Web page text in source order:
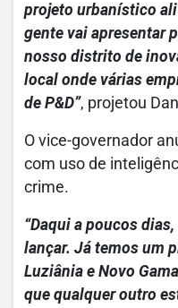
projeto urbanístico ali
gente vai apresentar
nosso distrito de
local onde várias
de P&D”, projetou
O vice-governador
com uso de
crime.
“Daqui a poucos
lançar. Já temos um
Luziânia e Novo
que qualquer outro